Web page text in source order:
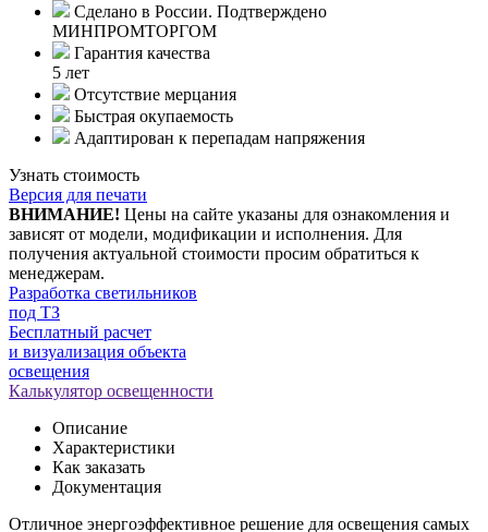
Сделано в России. Подтверждено
МИНПРОМТОРГОМ
Гарантия качества
5 лет
Отсутствие мерцания
Быстрая окупаемость
Адаптирован к перепадам напряжения
Узнать стоимость
Версия для печати
ВНИМАНИЕ! Цены на сайте указаны для ознакомления и
зависят от модели, модификации и исполнения. Для
получения актуальной стоимости просим обратиться к
менеджерам.
Разработка светильников
под ТЗ
Бесплатный расчет
и визуализация объекта
освещения
Калькулятор освещенности
Описание
Характеристики
Как заказать
Документация
Отличное энергоэффективное решение для освещения самых